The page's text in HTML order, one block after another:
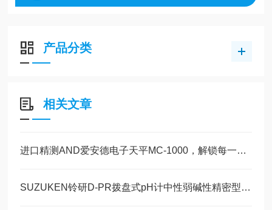
产品分类
相关文章
进口精测AND爱安德电子天平MC-1000，解锁每一份精准力量
SUZUKEN铃研D-PR拨盘式pH计中性弱碱性精密型玉崎科学原装现货